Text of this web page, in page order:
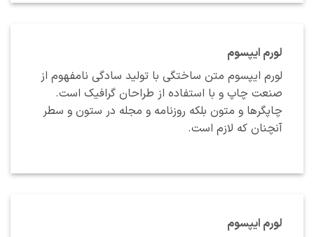
لورم ایپسوم
لورم ایپسوم متن ساختگی با تولید سادگی نامفهوم از
صنعت چاپ و با استفاده از طراحان گرافیک است.
چاپگرها و متون بلکه روزنامه و مجله در ستون و سطر
آنچنان که لازم است.
لورم ایپسوم